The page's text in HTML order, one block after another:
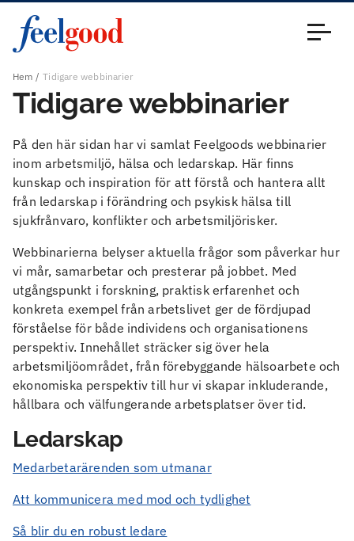
Hem Tidigare webbinarier
Tidigare webbinarier
På den här sidan har vi samlat Feelgoods webbinarier
inom arbetsmiljö, hälsa och ledarskap. Här finns
kunskap och inspiration för att förstå och hantera allt
från ledarskap i förändring och psykisk hälsa till
sjukfrånvaro, konflikter och arbetsmiljörisker.
Webbinarierna belyser aktuella frågor som påverkar hur
vi mår, samarbetar och presterar på jobbet. Med
utgångspunkt i forskning, praktisk erfarenhet och
konkreta exempel från arbetslivet ger de fördjupad
förståelse för både individens och organisationens
perspektiv. Innehållet sträcker sig över hela
arbetsmiljöområdet, från förebyggande hälsoarbete och
ekonomiska perspektiv till hur vi skapar inkluderande,
hållbara och välfungerande arbetsplatser över tid.
Ledarskap
Medarbetarärenden som utmanar
Att kommunicera med mod och tydlighet
Så blir du en robust ledare